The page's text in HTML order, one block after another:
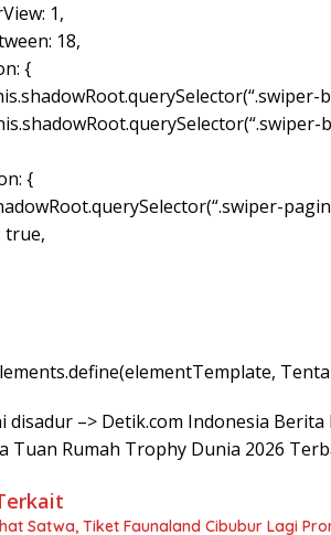
1,
18,
{
{
true,
disadur –> Detik.com Indonesia
Tuan Rumah Trophy Dunia 2026
Satwa, Tiket Faunaland Cibubur Lagi